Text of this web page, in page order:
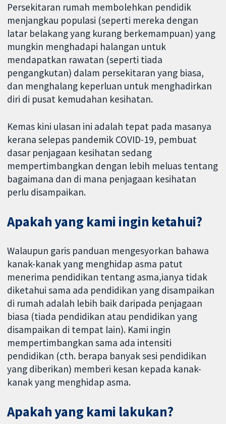
Persekitaran rumah membolehkan pendidik
menjangkau populasi (seperti mereka dengan
latar belakang yang kurang berkemampuan) yang
mungkin menghadapi halangan untuk
mendapatkan rawatan (seperti tiada
pengangkutan) dalam persekitaran yang biasa,
dan menghalang keperluan untuk menghadirkan
diri di pusat kemudahan kesihatan.
Kemas kini ulasan ini adalah tepat pada masanya
kerana selepas pandemik COVID-19, pembuat
dasar penjagaan kesihatan sedang
mempertimbangkan dengan lebih meluas tentang
bagaimana dan di mana penjagaan kesihatan
perlu disampaikan.
Apakah yang kami ingin ketahui?
Walaupun garis panduan mengesyorkan bahawa
kanak-kanak yang menghidap asma patut
menerima pendidikan tentang asma,ianya tidak
diketahui sama ada pendidikan yang disampaikan
di rumah adalah lebih baik daripada penjagaan
biasa (tiada pendidikan atau pendidikan yang
disampaikan di tempat lain). Kami ingin
mempertimbangkan sama ada intensiti
pendidikan (cth. berapa banyak sesi pendidikan
yang diberikan) memberi kesan kepada kanak-
kanak yang menghidap asma.
Apakah yang kami lakukan?